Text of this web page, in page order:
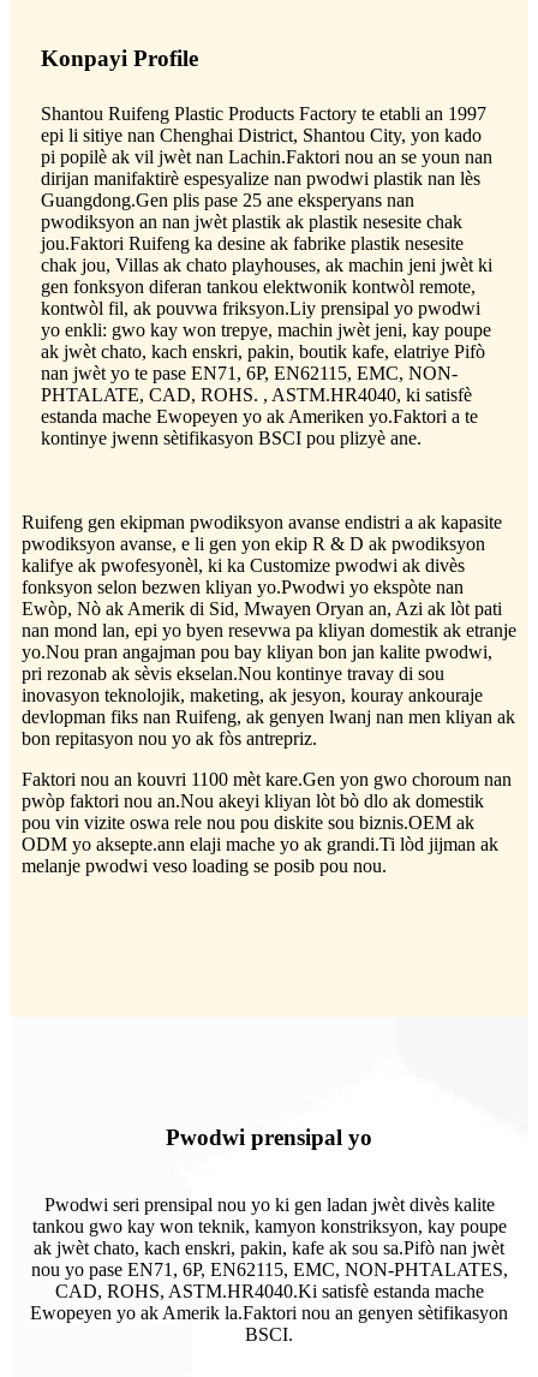
Konpayi Profile
Shantou Ruifeng Plastic Products Factory te etabli an 1997
epi li sitiye nan Chenghai District, Shantou City, yon kado
pi popilè ak vil jwèt nan Lachin.Faktori nou an se youn nan
dirijan manifaktirè espesyalize nan pwodwi plastik nan lès
Guangdong.Gen plis pase 25 ane eksperyans nan
pwodiksyon an nan jwèt plastik ak plastik nesesite chak
jou.Faktori Ruifeng ka desine ak fabrike plastik nesesite
chak jou, Villas ak chato playhouses, ak machin jeni jwèt ki
gen fonksyon diferan tankou elektwonik kontwòl remote,
kontwòl fil, ak pouvwa friksyon.Liy prensipal yo pwodwi
yo enkli: gwo kay won trepye, machin jwèt jeni, kay poupe
ak jwèt chato, kach enskri, pakin, boutik kafe, elatriye Pifò
nan jwèt yo te pase EN71, 6P, EN62115, EMC, NON-
PHTALATE, CAD, ROHS. , ASTM.HR4040, ki satisfè
estanda mache Ewopeyen yo ak Ameriken yo.Faktori a te
kontinye jwenn sètifikasyon BSCI pou plizyè ane.
Ruifeng gen ekipman pwodiksyon avanse endistri a ak kapasite
pwodiksyon avanse, e li gen yon ekip R & D ak pwodiksyon
kalifye ak pwofesyonèl, ki ka Customize pwodwi ak divès
fonksyon selon bezwen kliyan yo.Pwodwi yo ekspòte nan
Ewòp, Nò ak Amerik di Sid, Mwayen Oryan an, Azi ak lòt pati
nan mond lan, epi yo byen resevwa pa kliyan domestik ak etranje
yo.Nou pran angajman pou bay kliyan bon jan kalite pwodwi,
pri rezonab ak sèvis ekselan.Nou kontinye travay di sou
inovasyon teknolojik, maketing, ak jesyon, kouray ankouraje
devlopman fiks nan Ruifeng, ak genyen lwanj nan men kliyan ak
bon repitasyon nou yo ak fòs antrepriz.
Faktori nou an kouvri 1100 mèt kare.Gen yon gwo choroum nan
pwòp faktori nou an.Nou akeyi kliyan lòt bò dlo ak domestik
pou vin vizite oswa rele nou pou diskite sou biznis.OEM ak
ODM yo aksepte.ann elaji mache yo ak grandi.Ti lòd jijman ak
melanje pwodwi veso loading se posib pou nou.
Pwodwi prensipal yo
Pwodwi seri prensipal nou yo ki gen ladan jwèt divès kalite
tankou gwo kay won teknik, kamyon konstriksyon, kay poupe
ak jwèt chato, kach enskri, pakin, kafe ak sou sa.Pifò nan jwèt
nou yo pase EN71, 6P, EN62115, EMC, NON-PHTALATES,
CAD, ROHS, ASTM.HR4040.Ki satisfè estanda mache
Ewopeyen yo ak Amerik la.Faktori nou an genyen sètifikasyon
BSCI.